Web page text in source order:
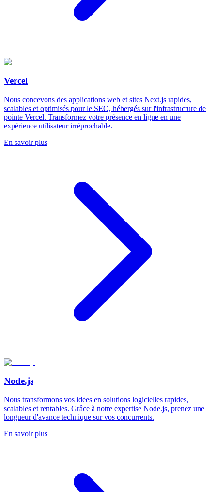
Vercel
Nous concevons des applications web et sites Next.js rapides,
scalables et optimisés pour le SEO, hébergés sur l'infrastructure de
pointe Vercel. Transformez votre présence en ligne en une
expérience utilisateur irréprochable.
En savoir plus
Node.js
Nous transformons vos idées en solutions logicielles rapides,
scalables et rentables. Grâce à notre expertise Node.js, prenez une
longueur d'avance technique sur vos concurrents.
En savoir plus